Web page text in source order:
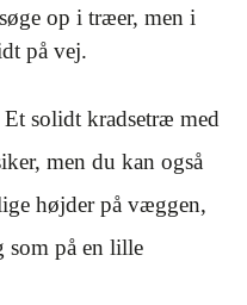
op i træer, men i
på vej.
Et solidt kradsetræ med
men du kan også
højder på væggen,
som på en lille